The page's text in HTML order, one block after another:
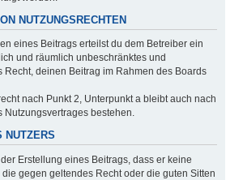
NUTZUNGSRECHTEN
eines Beitrags erteilst du dem Betreiber ein
und räumlich unbeschränktes und
Recht, deinen Beitrag im Rahmen des Boards
nach Punkt 2, Unterpunkt a bleibt auch nach
Nutzungsvertrages bestehen.
NUTZERS
Erstellung eines Beitrags, dass er keine
die gegen geltendes Recht oder die guten Sitten